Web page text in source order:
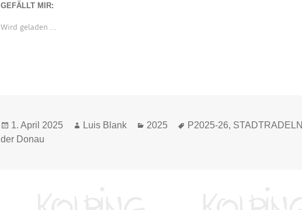
GEFÄLLT MIR:
Wird geladen …
Veröffentlicht
am
1. April 2025 Autor
Luis Blank Kategorien
2025 Schlagwörter
P2025-26, STADTRADELN
der Donau